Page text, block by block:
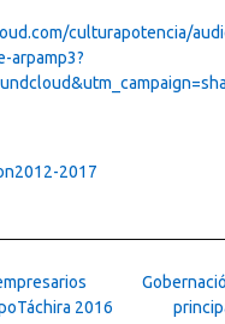
culturapotencia/
arpamp3?
2017
2016